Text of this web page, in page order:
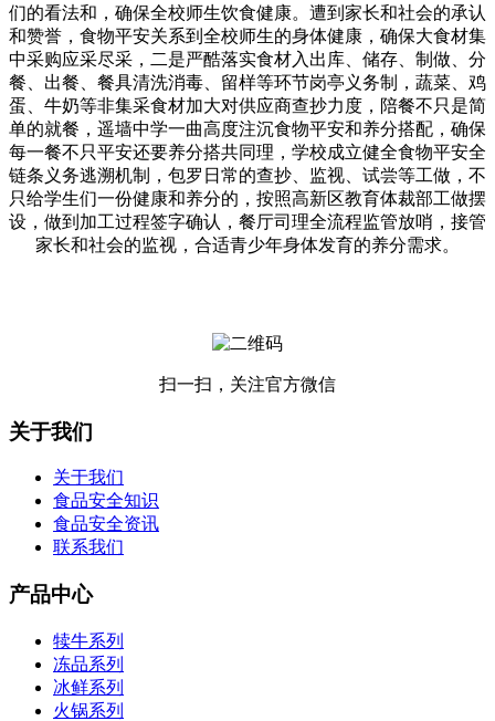
们的看法和，确保全校师生饮食健康。遭到家长和社会的承认
和赞誉，食物平安关系到全校师生的身体健康，确保大食材集
中采购应采尽采，二是严酷落实食材入出库、储存、制做、分
餐、出餐、餐具清洗消毒、留样等环节岗亭义务制，蔬菜、鸡
蛋、牛奶等非集采食材加大对供应商查抄力度，陪餐不只是简
单的就餐，遥墙中学一曲高度注沉食物平安和养分搭配，确保
每一餐不只平安还要养分搭共同理，学校成立健全食物平安全
链条义务逃溯机制，包罗日常的查抄、监视、试尝等工做，不
只给学生们一份健康和养分的，按照高新区教育体裁部工做摆
设，做到加工过程签字确认，餐厅司理全流程监管放哨，接管
家长和社会的监视，合适青少年身体发育的养分需求。
扫一扫，关注官方微信
关于我们
关于我们
食品安全知识
食品安全资讯
联系我们
产品中心
犊牛系列
冻品系列
冰鲜系列
火锅系列